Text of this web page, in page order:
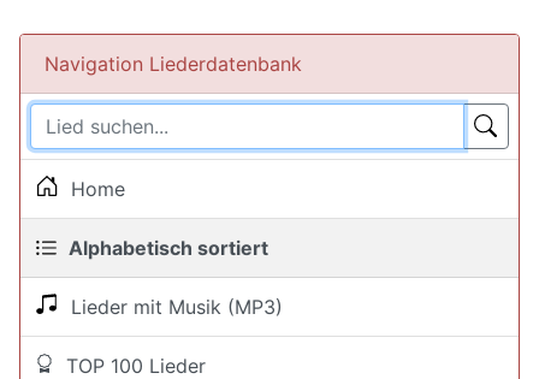
Navigation Liederdatenbank
Home
Alphabetisch sortiert
Lieder mit Musik (MP3)
TOP 100 Lieder